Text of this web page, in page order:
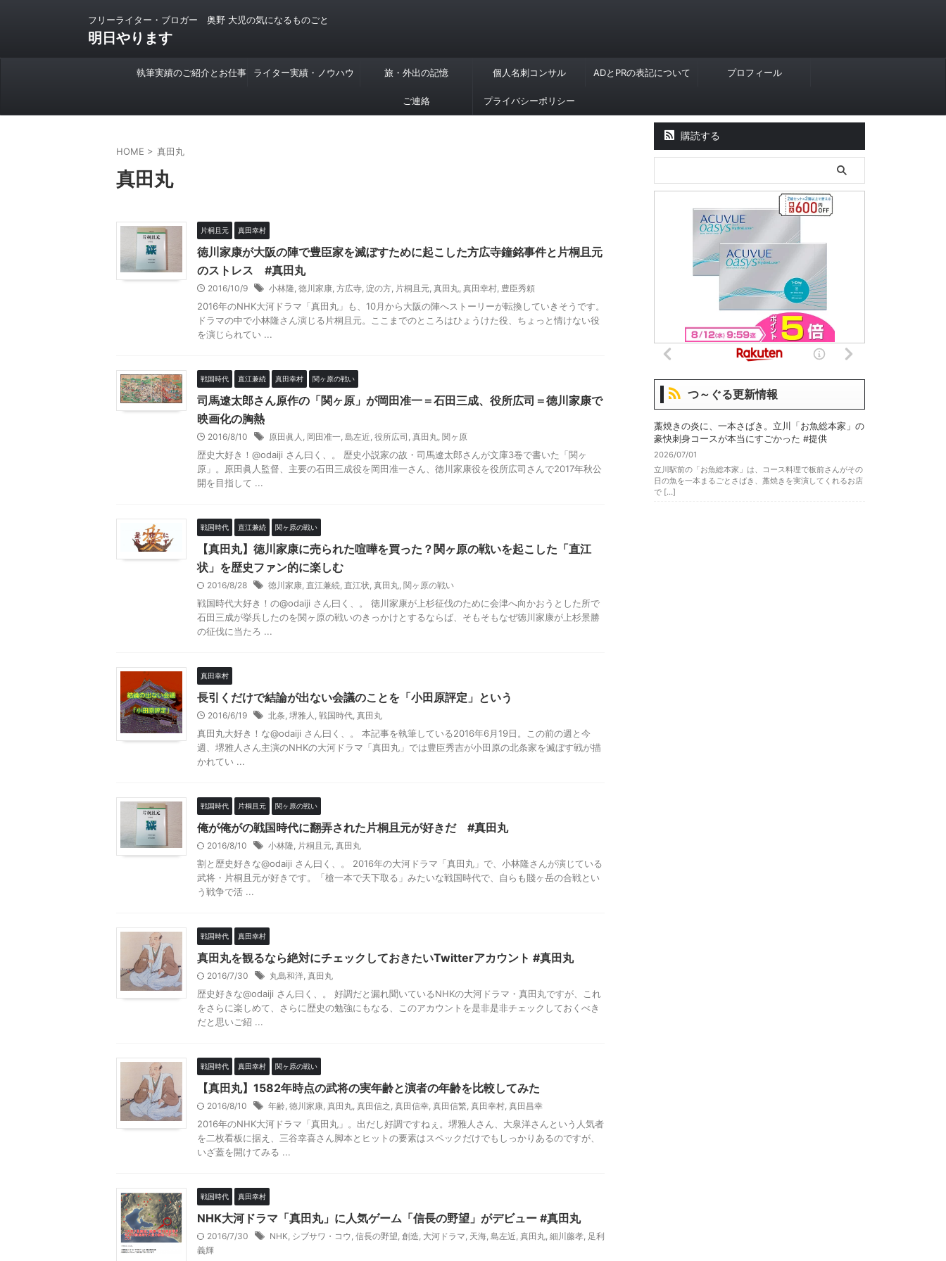
フリーライター・ブロガー 奥野 大児の気になるものごと
明日やります
執筆実績のご紹介とお仕事 ライター実績・ノウハウ 旅・外出の記憶 個人名刺コンサル ADとPRの表記について プロフィール
ご連絡 プライバシーポリシー
HOME > 真田丸
真田丸
片桐且元 真田幸村
徳川家康が大阪の陣で豊臣家を滅ぼすために起こした方広寺鐘銘事件と片桐且元
のストレス #真田丸
2016/10/9 小林隆, 徳川家康, 方広寺, 淀の方, 片桐且元, 真田丸, 真田幸村, 豊臣秀頼
2016年のNHK大河ドラマ「真田丸」も、10月から大阪の陣へストーリーが転換していきそうです。
ドラマの中で小林隆さん演じる片桐且元。ここまでのところはひょうけた役、ちょっと情けない役
を演じられてい ...
戦国時代 直江兼続 真田幸村 関ヶ原の戦い
司馬遼太郎さん原作の「関ヶ原」が岡田准一＝石田三成、役所広司＝徳川家康で
映画化の胸熱
2016/8/10 原田眞人 , 岡田准一, 島左近, 役所広司 , 真田丸, 関ヶ原
歴史大好き！@odaiji さん曰く、。 歴史小説家の故・司馬遼太郎さんが文庫3巻で書いた「関ヶ
原」。原田眞人監督、主要の石田三成役を岡田准一さん、徳川家康役を役所広司さんで2017年秋公
開を目指して ...
戦国時代 直江兼続 関ヶ原の戦い
【真田丸】徳川家康に売られた喧嘩を買った？関ヶ原の戦いを起こした「直江
状」を歴史ファン的に楽しむ
2016/8/28 徳川家康, 直江兼続, 直江状, 真田丸, 関ヶ原の戦い
戦国時代大好き！の@odaiji さん曰く、。 徳川家康が上杉征伐のために会津へ向かおうとした所で
石田三成が挙兵したのを関ヶ原の戦いのきっかけとするならば、そもそもなぜ徳川家康が上杉景勝
の征伐に当たろ ...
真田幸村
長引くだけで結論が出ない会議のことを「小田原評定」という
2016/6/19 北条, 堺雅人 , 戦国時代, 真田丸
真田丸大好き！な@odaiji さん曰く、。 本記事を執筆している2016年6月19日。この前の週と今
週、堺雅人さん主演のNHKの大河ドラマ「真田丸」では豊臣秀吉が小田原の北条家を滅ぼす戦が描
かれてい ...
戦国時代 片桐且元 関ヶ原の戦い
俺が俺がの戦国時代に翻弄された片桐且元が好きだ #真田丸
2016/8/10 小林隆, 片桐且元, 真田丸
割と歴史好きな@odaiji さん曰く、。 2016年の大河ドラマ「真田丸」で、小林隆さんが演じている
武将・片桐且元が好きです。「槍一本で天下取る」みたいな戦国時代で、自らも賤ヶ岳の合戦とい
う戦争で活 ...
戦国時代 真田幸村
真田丸を観るなら絶対にチェックしておきたいTwitterアカウント #真田丸
2016/7/30 丸島和洋, 真田丸
歴史好きな@odaiji さん曰く、。 好調だと漏れ聞いているNHKの大河ドラマ・真田丸ですが、これ
をさらに楽しめて、さらに歴史の勉強にもなる、このアカウントを是非是非チェックしておくべき
だと思いご紹 ...
戦国時代 真田幸村 関ヶ原の戦い
【真田丸】1582年時点の武将の実年齢と演者の年齢を比較してみた
2016/8/10 年齢, 徳川家康, 真田丸, 真田信之 , 真田信幸, 真田信繁, 真田幸村, 真田昌幸
2016年のNHK大河ドラマ「真田丸」。出だし好調ですねぇ。堺雅人さん、大泉洋さんという人気者
を二枚看板に据え、三谷幸喜さん脚本とヒットの要素はスペックだけでもしっかりあるのですが、
いざ蓋を開けてみる ...
戦国時代 真田幸村
NHK大河ドラマ「真田丸」に人気ゲーム「信長の野望」がデビュー #真田丸
2016/7/30 NHK, シブサワ・コウ, 信長の野望, 創造, 大河ドラマ, 天海, 島左近, 真田丸, 細川藤孝, 足利
義輝
購読する
つ～ぐる更新情報
藁焼きの炎に、一本さばき。立川「お魚総本家」の
豪快刺身コースが本当にすごかった #提供
2026/07/01
立川駅前の「お魚総本家」は、コース料理で板前さんがその
日の魚を一本まるごとさばき、藁焼きを実演してくれるお店
で […]